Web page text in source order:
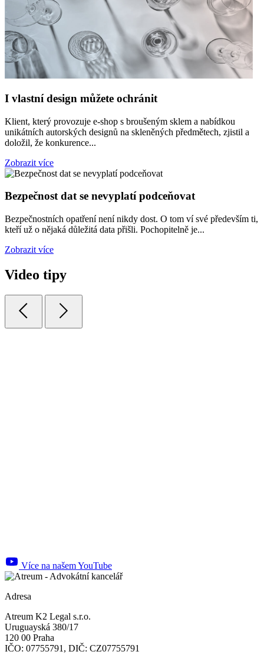
I vlastní design můžete ochránit
Klient, který provozuje e-shop s broušeným sklem a nabídkou
unikátních autorských designů na skleněných předmětech, zjistil a
doložil, že konkurence...
Zobrazit více
Bezpečnost dat se nevyplatí podceňovat
Bezpečnostních opatření není nikdy dost. O tom ví své především ti,
kteří už o nějaká důležitá data přišli. Pochopitelně je...
Zobrazit více
Video tipy
Více na našem YouTube
Adresa
Atreum K2 Legal s.r.o.
Uruguayská 380/17
120 00 Praha
IČO: 07755791, DIČ: CZ07755791